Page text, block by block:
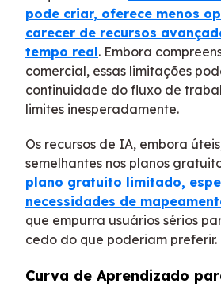
pode criar, oferece menos
carecer de recursos
tempo real. Embora
comercial, essas limitações
continuidade do fluxo de
limites inesperadamente.
Os recursos de IA, embora
semelhantes nos planos
plano gratuito limitado,
necessidades de
que empurra usuários sérios
cedo do que poderiam preferir.
Curva de Aprendizado